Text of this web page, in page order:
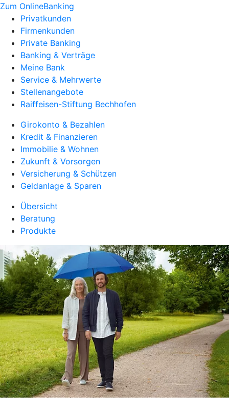
Zum OnlineBanking
Privatkunden
Firmenkunden
Private Banking
Banking & Verträge
Meine Bank
Service & Mehrwerte
Stellenangebote
Raiffeisen-Stiftung Bechhofen
Girokonto & Bezahlen
Kredit & Finanzieren
Immobilie & Wohnen
Zukunft & Vorsorgen
Versicherung & Schützen
Geldanlage & Sparen
Übersicht
Beratung
Produkte